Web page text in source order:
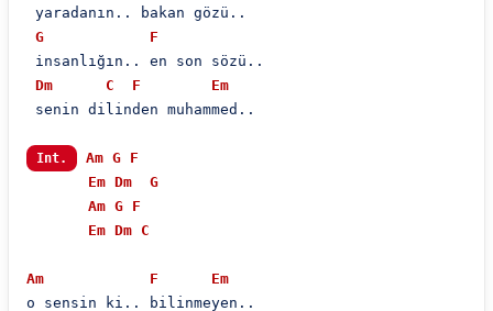
yaradanın.. bakan gözü..
G
F
i̇nsanlığın.. en son sözü..
Dm
C F
Em
senin dilinden muhammed..
Int. Am G
F
Em Dm
G
Am G
F
Em Dm C
Am F
Em